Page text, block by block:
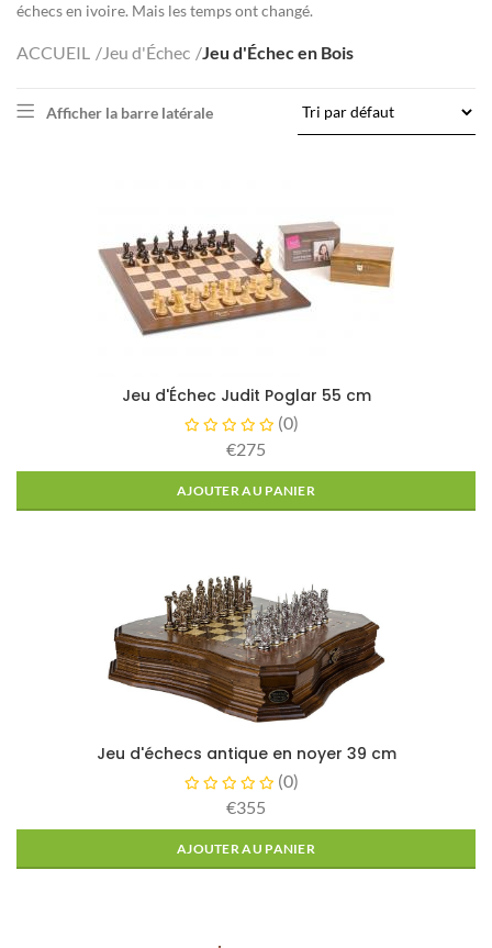
échecs en ivoire. Mais les temps ont changé.
ACCUEIL Jeu d'Échec Jeu d'Échec en Bois
Afficher la barre latérale
Jeu d'Échec Judit Poglar 55 cm
(0)
€275
AJOUTER AU PANIER
Jeu d'échecs antique en noyer 39 cm
(0)
€355
AJOUTER AU PANIER